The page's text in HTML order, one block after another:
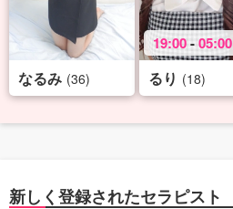
なるみ (36)
19:00-05:00
るり (18)
新しく登録されたセラピスト